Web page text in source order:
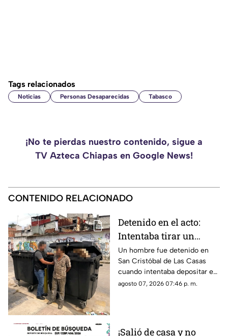
Tags relacionados
Noticias Personas Desaparecidas Tabasco
¡No te pierdas nuestro contenido, sigue a
TV Azteca Chiapas en Google News!
CONTENIDO RELACIONADO
Detenido en el acto:
Intentaba tirar un
becerro muerto en un
contenedor de basura
en SCLC
Un hombre fue detenido en
San Cristóbal de Las Casas
cuando intentaba depositar en
un contenedor un costal que
agosto 07, 2026 07:46 p. m.
¡Salió de casa y no